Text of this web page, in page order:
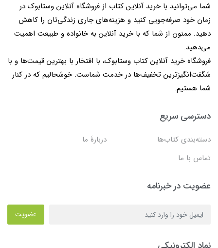
شما می‌توانید با خرید آنلاین کتاب از فروشگاه آنلاین وستابوک در
زمان خود صرفه‌جویی کنید و هزینه‌های جاری زندگی‌تان را کاهش
دهید. ممنون از شما که با خرید آنلاین به خانواده و طبیعت اهمیت
می‌دهید.
فروشگاه خرید آنلاین کتاب وستابوک، با افتخار با بهترین قیمت‌ها و با
شگفت‌انگیزترین تخفیف‌ها در خدمت شماست. خوشحالیم که در کنار
شما هستیم.
دسترسی سریع
دسته‌بندی کتاب‌ها
دربارۀ ما
تماس با ما
عضویت در خبرنامه
عضویت